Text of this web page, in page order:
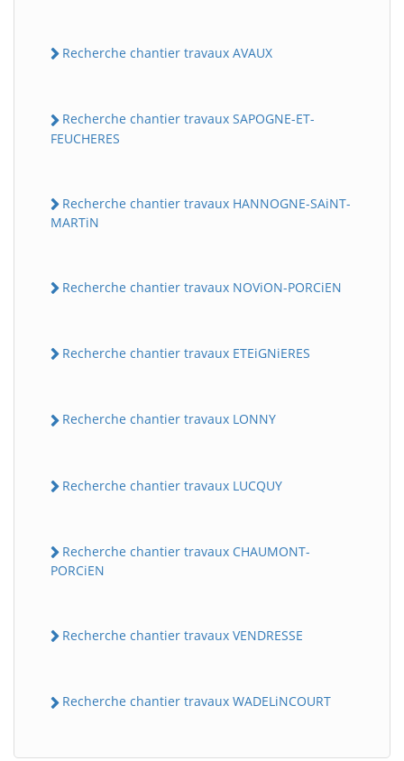
Recherche chantier travaux AVAUX
Recherche chantier travaux SAPOGNE-ET-
FEUCHERES
Recherche chantier travaux HANNOGNE-SAiNT-
MARTiN
Recherche chantier travaux NOViON-PORCiEN
Recherche chantier travaux ETEiGNiERES
Recherche chantier travaux LONNY
Recherche chantier travaux LUCQUY
Recherche chantier travaux CHAUMONT-
PORCiEN
Recherche chantier travaux VENDRESSE
Recherche chantier travaux WADELiNCOURT
BatiWebPro